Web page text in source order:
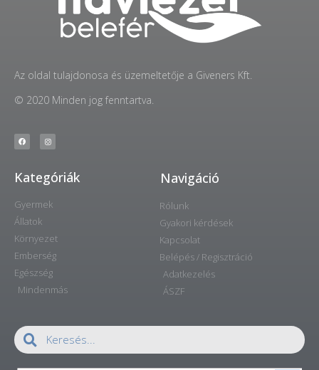
Az oldal tulajdonosa és üzemeltetője a Giveners Kft.
© 2020 Minden jog fenntartva.
Kategóriák
Gyermek
Állatok
Környezet
Emberség
Egészség
Mindenmás
Navigáció
Rólunk
Gyakori kérdések
Kapcsolat
Belépés / Regisztráció
Adatkezelés
ÁSZF